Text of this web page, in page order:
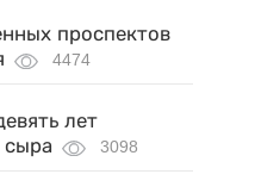
проспектов
4474
лет
сыра
3098